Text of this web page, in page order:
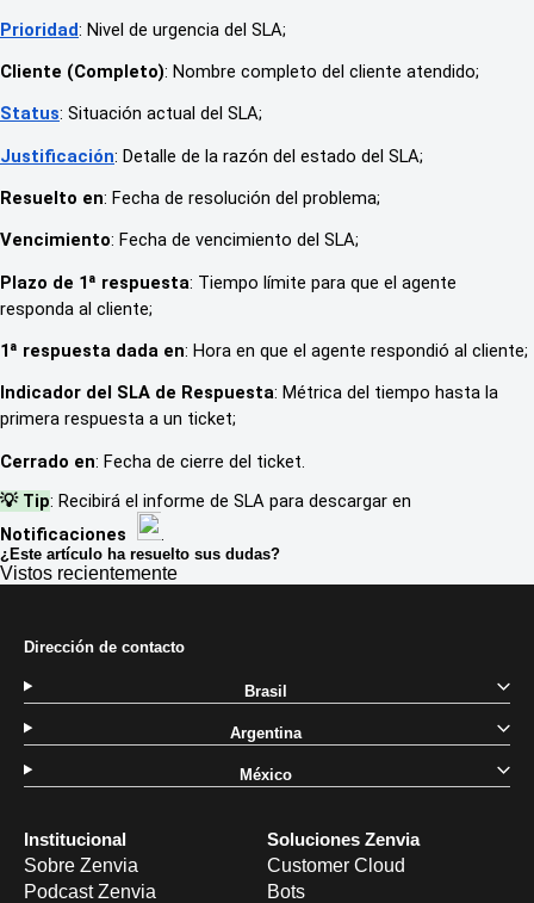
Prioridad: Nivel de urgencia del SLA;
Cliente (Completo): Nombre completo del cliente atendido;
Status: Situación actual del SLA;
Justificación: Detalle de la razón del estado del SLA;
Resuelto en: Fecha de resolución del problema;
Vencimiento: Fecha de vencimiento del SLA;
Plazo de 1ª respuesta: Tiempo límite para que el agente
responda al cliente;
1ª respuesta dada en: Hora en que el agente respondió al cliente;
Indicador del SLA de Respuesta: Métrica del tiempo hasta la
primera respuesta a un ticket;
Cerrado en: Fecha de cierre del ticket.
💡 Tip: Recibirá el informe de SLA para descargar en
Notificaciones
.
¿Este artículo ha resuelto sus dudas?
Vistos recientemente
Institucional
Sobre Zenvia
Podcast Zenvia
Soluciones Zenvia
Customer Cloud
Bots
Dirección de contacto
Brasil
Argentina
México